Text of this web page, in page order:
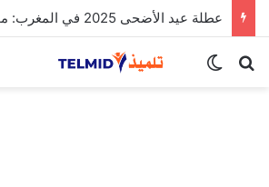
الحركة الانتقالية الوطنية لهيئة التدريس 2025
بحث عنالوضع المظلم